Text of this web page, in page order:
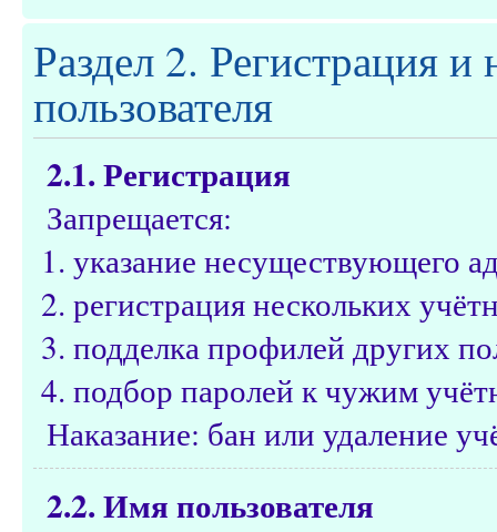
Раздел 2. Регистрация
пользователя
2.1. Регистрация
Запрещается:
указание несуществующего
регистрация нескольких
подделка профилей других
подбор паролей к чужим
Наказание: бан или удаление
2.2. Имя пользователя